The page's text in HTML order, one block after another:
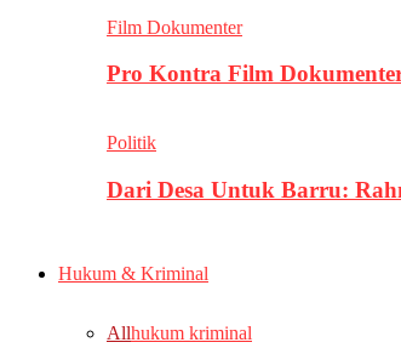
Film Dokumenter
Pro Kontra Film
Politik
Dari Desa Untuk Barru:
Hukum & Kriminal
Allhukum kriminal